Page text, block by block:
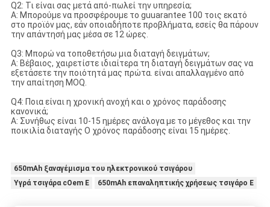
Q2: Τι είναι σας μετά από-πωλεί την υπηρεσία;
Α: Μπορούμε να προσφέρουμε το guuarantee 100 τοις εκατό
στο προϊόν μας, εάν οποιαδήποτε προβλήματα, εσείς θα πάρουν
την απάντησή μας μέσα σε 12 ώρες.
Q3: Μπορώ να τοποθετήσω μια διαταγή δειγμάτων;
Α: Βέβαιος, χαιρετίστε ιδιαίτερα τη διαταγή δειγμάτων σας να
εξετάσετε την ποιότητά μας πρώτα. είναι απαλλαγμένο από
την απαίτηση MOQ.
Q4: Ποια είναι η χρονική ανοχή και ο χρόνος παράδοσης
κανονικά;
Α: Συνήθως είναι 10-15 ημέρες ανάλογα με το μέγεθος και την
ποικιλία διαταγής Ο χρόνος παράδοσης είναι 15 ημέρες.
650mAh ξαναγέμισμα του ηλεκτρονικού τσιγάρου
Υγρά τσιγάρα cOem Ε
650mAh επαναληπτικής χρήσεως τσιγάρο Ε